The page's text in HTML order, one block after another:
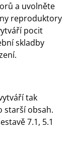
a uvolněte
reproduktory
pocit
skladby
tak
starší obsah.
7.1, 5.1